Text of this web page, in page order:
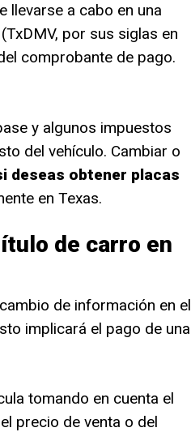
llevarse a cabo en una
por sus siglas en
comprobante de pago.
y algunos impuestos
del vehículo. Cambiar o
deseas obtener placas
en Texas.
de carro en
de información en el
implicará el pago de una
tomando en cuenta el
precio de venta o del